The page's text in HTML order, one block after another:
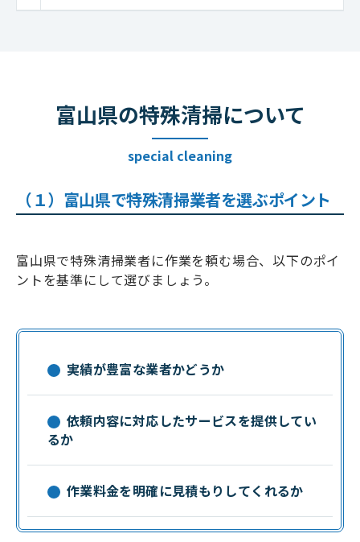
富山県の特殊清掃について
special cleaning
（１）富山県で特殊清掃業者を選ぶポイント
富山県で特殊清掃業者に作業を頼む場合、以下のポイ
ントを基準にして選びましょう。
実績が豊富な業者かどうか
依頼内容に対応したサービスを提供してい
るか
作業料金を明確に見積もりしてくれるか